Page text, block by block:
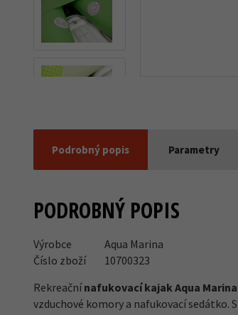
Podrobný popis Parametry
PODROBNÝ POPIS
Výrobce
Aqua Marina
Číslo zboží
10700323
Rekreačnínafukovací kajak Aqua
vzduchové komory a nafukovací